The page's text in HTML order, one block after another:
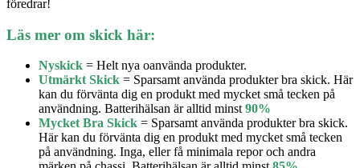
föredrar!
Läs mer om skick här:
Nyskick = Helt nya oanvända produkter.
Utmärkt Skick = Sparsamt använda produkter bra skick. Här
kan du förvänta dig en produkt med mycket små tecken på
användning. Batterihälsan är alltid minst 90%
Mycket Bra Skick = Sparsamt använda produkter bra skick.
Här kan du förvänta dig en produkt med mycket små tecken
på användning. Inga, eller få minimala repor och andra